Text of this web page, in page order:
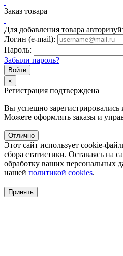
Заказ товара
Для добавления товара
Логин (e-mail):
Пароль:
Забыли пароль?
×
Регистрация подтверждена
Вы успешно
Можете оформлять заказы и
Отлично
Этот сайт использует cookie-
сбора статистики. Оставаясь на
обработку ваших персональных
нашей политикой cookies.
Принять